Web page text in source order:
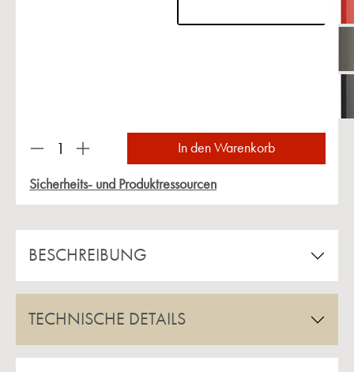
Produkt Anzahl: Gib den gewünschten Wert
In den Warenkorb
Sicherheits- und Produktressourcen
BESCHREIBUNG
TECHNISCHE DETAILS